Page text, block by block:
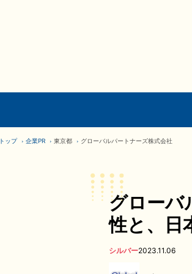
トップ 企業PR 東京都 グローバルパートナーズ株式会社
グローバ
性と、日
シルバー2023.11.06